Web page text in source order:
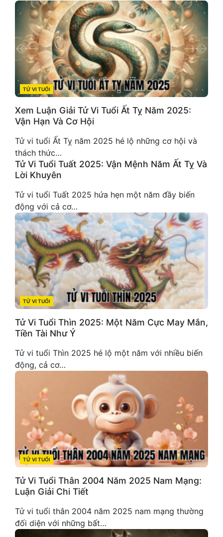
CATEGORIES
TỬ VI TUỔI
Xem Luận Giải Tử Vi Tuổi Ất Tỵ Năm 2025:
Vận Hạn Và Cơ Hội
Tử vi tuổi Ất Tỵ năm 2025 hé lộ những cơ hội và
thách thức…
Tử Vi Tuổi Tuất 2025: Vận Mệnh Năm Ất Tỵ Và
Lời Khuyên
Tử vi tuổi Tuất 2025 hứa hẹn một năm đầy biến
động với cả cơ…
CATEGORIES
TỬ VI TUỔI
Tử Vi Tuổi Thìn 2025: Một Năm Cực May Mắn,
Tiền Tài Như Ý
Tử vi tuổi Thìn 2025 hé lộ một năm với nhiều biến
động, cả cơ…
CATEGORIES
TỬ VI TUỔI
Tử Vi Tuổi Thân 2004 Năm 2025 Nam Mạng:
Luận Giải Chi Tiết
Tử vi tuổi thân 2004 năm 2025 nam mạng thường
đối diện với những bất…